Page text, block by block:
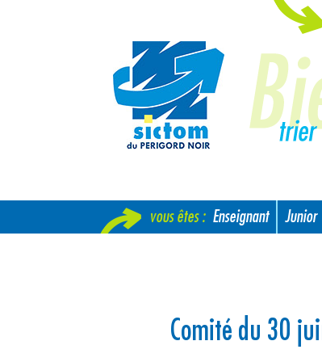
vous êtes : Enseignant Junior
Comité du 30